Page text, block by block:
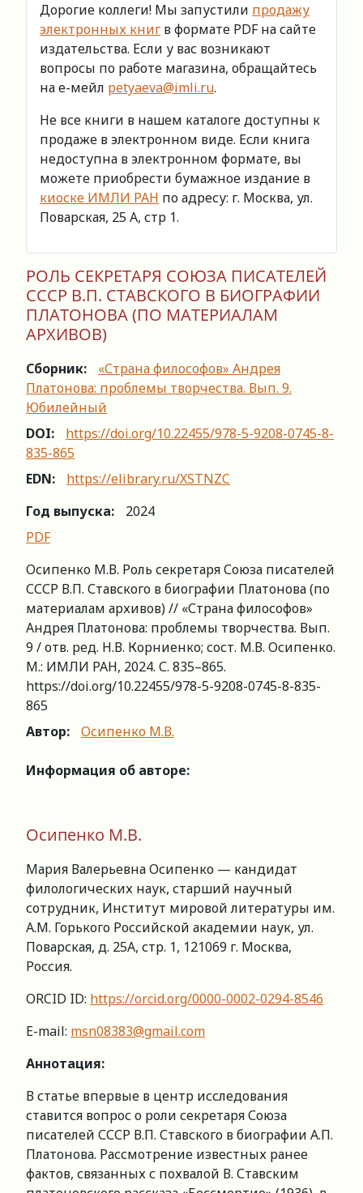
Дорогие коллеги! Мы запустили продажу
электронных книг в формате PDF на сайте
издательства. Если у вас возникают
вопросы по работе магазина, обращайтесь
на е-мейл petyaeva@imli.ru.
Не все книги в нашем каталоге доступны к
продаже в электронном виде. Если книга
недоступна в электронном формате, вы
можете приобрести бумажное издание в
киоске ИМЛИ РАН по адресу: г. Москва, ул.
Поварская, 25 А, стр 1.
РОЛЬ СЕКРЕТАРЯ СОЮЗА ПИСАТЕЛЕЙ
СССР В.П. СТАВСКОГО В БИОГРАФИИ
ПЛАТОНОВА (ПО МАТЕРИАЛАМ
АРХИВОВ)
Сборник:
«Страна философов» Андрея
Платонова: проблемы творчества. Вып. 9.
Юбилейный
DOI:
https://doi.org/10.22455/978-5-9208-0745-8-
835-865
EDN:
https://elibrary.ru/XSTNZC
Год выпуска:
2024
PDF
Осипенко М.В. Роль секретаря Союза писателей
СССР В.П. Ставского в биографии Платонова (по
материалам архивов) // «Страна философов»
Андрея Платонова: проблемы творчества. Вып.
9 / отв. ред. Н.В. Корниенко; сост. М.В. Осипенко.
М.: ИМЛИ РАН, 2024. С. 835–865.
https://doi.org/10.22455/978-5-9208-0745-8-835-
865
Автор:
Осипенко М.В.
Информация об авторе:
Осипенко М.В.
Мария Валерьевна Осипенко — кандидат
филологических наук, старший научный
сотрудник, Институт мировой литературы им.
А.М. Горького Российской академии наук, ул.
Поварская, д. 25А, стр. 1, 121069 г. Москва,
Россия.
ORCID ID: https://orcid.org/0000-0002-0294-8546
E-mail: msn08383@gmail.com
Аннотация:
В статье впервые в центр исследования
ставится вопрос о роли секретаря Союза
писателей СССР В.П. Ставского в биографии А.П.
Платонова. Рассмотрение известных ранее
фактов, связанных с похвалой В. Ставским